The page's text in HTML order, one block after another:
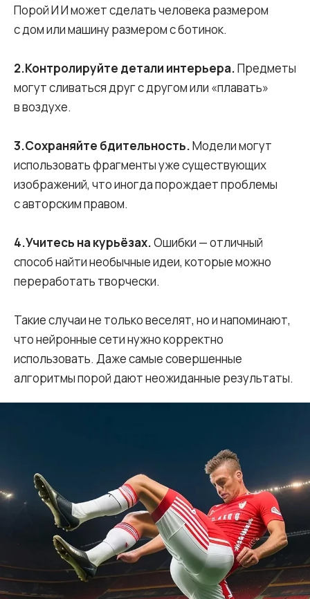
Порой И И может сделать человека размером
с дом или машину размером с ботинок.
2.Контролируйте детали интерьера.Предметы
могут сливаться друг с другом или «плавать»
в воздухе.
3.Сохраняйте бдительность.Модели могут
использовать фрагменты уже существующих
изображений, что иногда порождает проблемы
с авторским правом.
4.Учитесь на курьёзах.Ошибки — отличный
способ найти необычные идеи, которые можно
переработать творчески.
Такие случаи не только веселят, но и напоминают,
что нейронные сети нужно корректно
использовать. Даже самые совершенные
алгоритмы порой дают неожиданные результаты.